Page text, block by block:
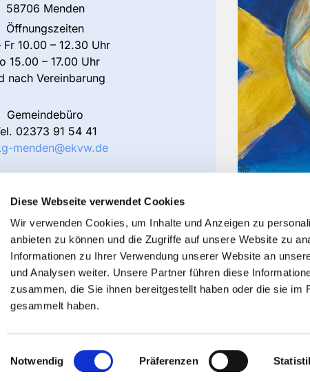
Diese Webseite verwendet Cookies
Wir verwenden Cookies, um Inhalte und Anzeigen zu
anbieten zu können und die Zugriffe auf unsere Website zu
Informationen zu Ihrer Verwendung unserer Website an
und Analysen weiter. Unsere Partner führen diese
zusammen, die Sie ihnen bereitgestellt haben oder die sie im
gesammelt haben.
Einwilligungsauswahl
Notwendig Präferenzen
58706 Menden
Öffnungszeiten
Fr 10.00 – 12.30 Uhr
15.00 – 17.00 Uhr
nach Vereinbarung
Gemeindebüro
02373 91 54 41
menden@ekvw.de
Tel. 02373 91 54 42
friedhof@ekvw.de